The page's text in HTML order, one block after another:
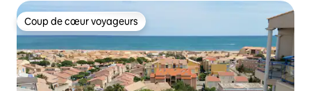
Coup de cœur voyageurs
Coup de cœur voyageurs